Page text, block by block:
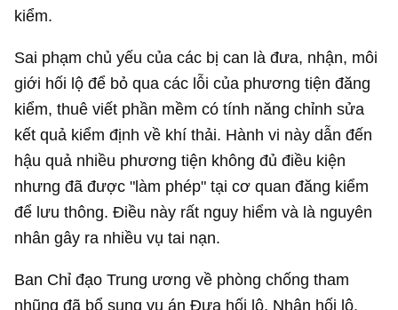
kiểm.
Sai phạm chủ yếu của các bị can là đưa, nhận, môi
giới hối lộ để bỏ qua các lỗi của phương tiện đăng
kiểm, thuê viết phần mềm có tính năng chỉnh sửa
kết quả kiểm định về khí thải. Hành vi này dẫn đến
hậu quả nhiều phương tiện không đủ điều kiện
nhưng đã được "làm phép" tại cơ quan đăng kiểm
để lưu thông. Điều này rất nguy hiểm và là nguyên
nhân gây ra nhiều vụ tai nạn.
Ban Chỉ đạo Trung ương về phòng chống tham
nhũng đã bổ sung vụ án Đưa hối lộ, Nhận hối lộ,